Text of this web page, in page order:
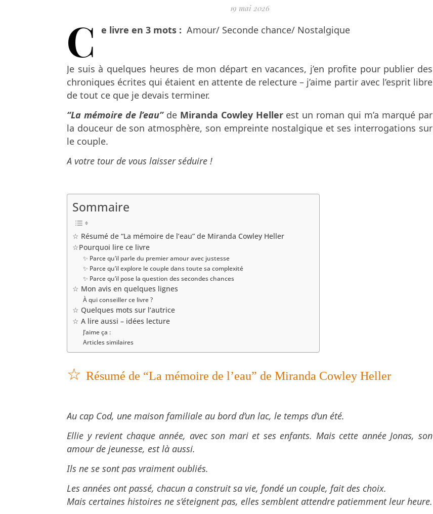
19 mai 2026
C e livre en 3 mots : Amour/ Seconde chance/ Nostalgique
Je suis à quelques heures de mon départ en vacances, j’en profite pour publier des
chroniques écrites qui étaient en attente de relecture – j’aime partir avec l’esprit libre
de tout ce que je devais terminer.
“La mémoire de l’eau”de Miranda Cowley Hellerest un roman qui m’a marqué par
la douceur de son atmosphère, son empreinte nostalgique et ses interrogations sur
le couple.
A votre tour de vous laisser séduire !
Sommaire
☆ Résumé de “La mémoire de l’eau” de Miranda Cowley Heller
☆Pourquoi lire ce livre
✨ Parce qu’il parle du premier amour avec justesse
✨ Parce qu’il explore le couple dans toute sa complexité
✨ Parce qu’il pose la question des secondes chances
☆ Mon avis en quelques lignes
À qui conseiller ce livre ?
☆ Quelques mots sur l’autrice
☆ A lire aussi – idées lecture
J’aime ça :
Articles similaires
☆ Résumé de “La mémoire de l’eau” de Miranda Cowley Heller
Au cap Cod, une maison familiale au bord d’un lac, le temps d’un été.
Ellie y revient chaque année, avec son mari et ses enfants. Mais cette année Jonas, son
amour de jeunesse, est là aussi.
Ils ne se sont pas vraiment oubliés.
Les années ont passé, chacun a construit sa vie, fondé un couple, fait des choix.
Mais certaines histoires ne s’éteignent pas, elles semblent attendre patiemment leur heure.